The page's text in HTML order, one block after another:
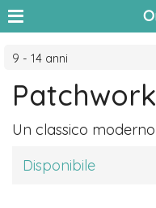
9 - 14 anni
Un classico
Disponibile